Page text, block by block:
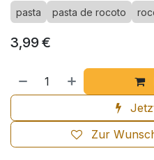
pasta pasta de rocoto
3,99€
Zur